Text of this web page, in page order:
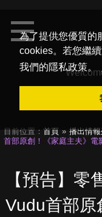
為了提供您優質的
cookies。若您繼
我們的隱私政策。
目前位置： 首頁 播出情
首部原創！《家庭主夫》電
【預告】零
Vudu首部原